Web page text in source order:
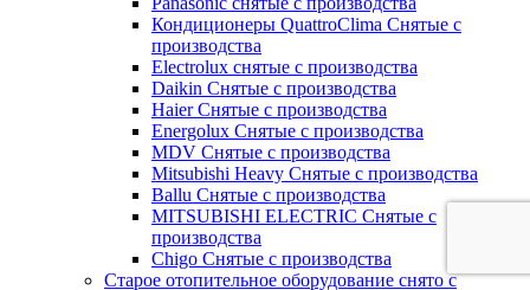
Кондиционеры QuattroClima Снятые с
производства
Electrolux снятые с производства
Daikin Снятые с производства
Haier Снятые с производства
Energolux Снятые с производства
MDV Снятые с производства
Mitsubishi Heavy Снятые с производства
Ballu Снятые с производства
MITSUBISHI ELECTRIC Снятые с
производства
Chigo Снятые с производства
Старое отопительное оборудование снято с